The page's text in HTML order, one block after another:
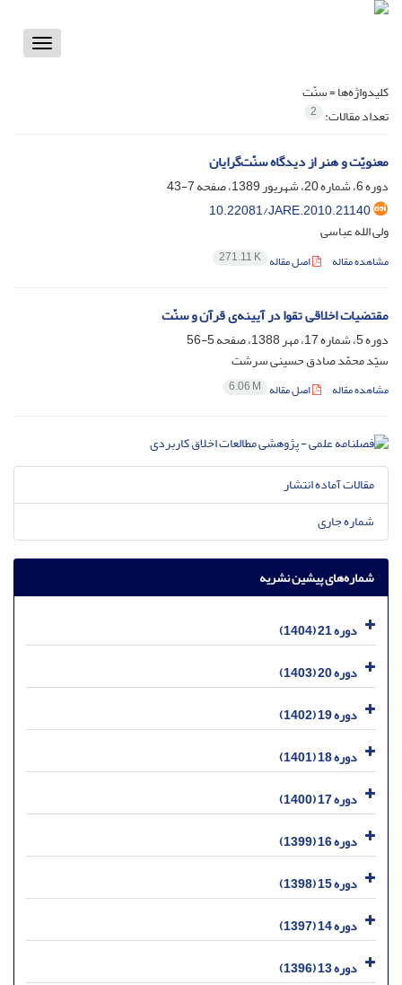
Toggle
کلیدواژه‌ها =سنّت
تعداد مقالات: 2
معنویّت و هنر از دیدگاه سنّت‌گرایان
دوره 6، شماره 20، شهریور 1389، صفحه
7-43
10.22081/JARE.2010.21140
ولی الله عباسی
مشاهده مقاله اصل مقاله 271.11 K
مقتضیات اخلاقی تقوا در آیینه‌ی قرآن و سنّت
دوره 5، شماره 17، مهر 1388، صفحه
5-56
سیّد محمّد صادق حسینی سرشت
مشاهده مقاله اصل مقاله 6.06 M
مقالات آماده انتشار
شماره جاری
شماره‌های پیشین نشریه
دوره 21 (1404)
دوره 20 (1403)
دوره 19 (1402)
دوره 18 (1401)
دوره 17 (1400)
دوره 16 (1399)
دوره 15 (1398)
دوره 14 (1397)
دوره 13 (1396)